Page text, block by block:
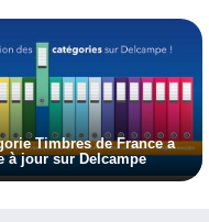
Timbres de France a
à jour sur Delcampe